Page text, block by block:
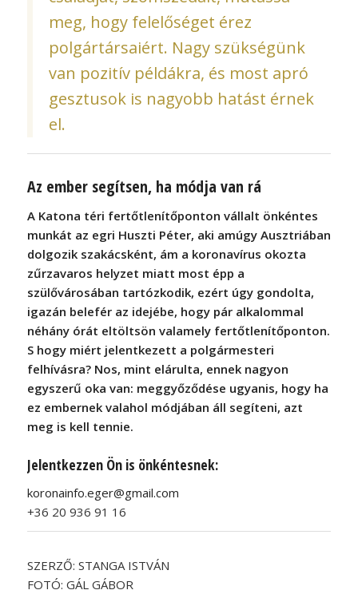
meg, hogy felelőséget érez
polgártársaiért. Nagy szükségünk
van pozitív példákra, és most apró
gesztusok is nagyobb hatást érnek
el.
Az ember segítsen, ha módja van rá
A Katona téri fertőtlenítőponton vállalt önkéntes
munkát az egri Huszti Péter, aki amúgy Ausztriában
dolgozik szakácsként, ám a koronavírus okozta
zűrzavaros helyzet miatt most épp a
szülővárosában tartózkodik, ezért úgy gondolta,
igazán belefér az idejébe, hogy pár alkalommal
néhány órát eltöltsön valamely fertőtlenítőponton.
S hogy miért jelentkezett a polgármesteri
felhívásra? Nos, mint elárulta, ennek nagyon
egyszerű oka van: meggyőződése ugyanis, hogy ha
ez embernek valahol módjában áll segíteni, azt
meg is kell tennie.
Jelentkezzen Ön is önkéntesnek:
koronainfo.eger@gmail.com
+36 20 936 91 16
SZERZŐ: STANGA ISTVÁN
FOTÓ: GÁL GÁBOR